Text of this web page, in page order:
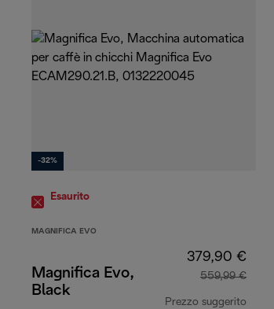
-32%
Esaurito
MAGNIFICA EVO
Magnifica Evo,
Black
379,90 €
559,99 €
Prezzo suggerito